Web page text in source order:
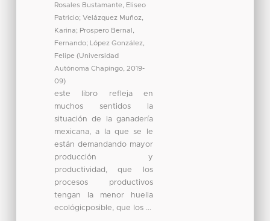
Rosales Bustamante, Eliseo
Patricio; Velázquez Muñoz,
Karina; Prospero Bernal,
Fernando;
López González,
Felipe (Universidad
Autónoma Chapingo, 2019-
09)
este libro refleja en
muchos sentidos la
situación de la ganadería
mexicana, a la que se le
están demandando mayor
producción y
productividad, que los
procesos productivos
tengan la menor huella
ecológicposible, que los ...